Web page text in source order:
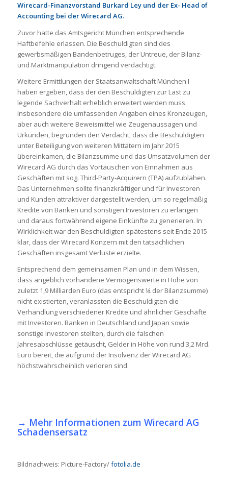
Wirecard-Finanzvorstand Burkard Ley und der Ex- Head of
Accounting bei der Wirecard AG.
Zuvor hatte das Amtsgericht München entsprechende
Haftbefehle erlassen. Die Beschuldigten sind des
gewerbsmäßigen Bandenbetruges, der Untreue, der Bilanz-
und Marktmanipulation dringend verdächtigt.
Weitere Ermittlungen der Staatsanwaltschaft München I
haben ergeben, dass der den Beschuldigten zur Last zu
legende Sachverhalt erheblich erweitert werden muss.
Insbesondere die umfassenden Angaben eines Kronzeugen,
aber auch weitere Beweismittel wie Zeugenaussagen und
Urkunden, begründen den Verdacht, dass die Beschuldigten
unter Beteiligung von weiteren Mittätern im Jahr 2015
übereinkamen, die Bilanzsumme und das Umsatzvolumen der
Wirecard AG durch das Vortäuschen von Einnahmen aus
Geschäften mit sog. Third-Party-Acquirern (TPA) aufzublähen.
Das Unternehmen sollte finanzkräftiger und für Investoren
und Kunden attraktiver dargestellt werden, um so regelmäßig
Kredite von Banken und sonstigen Investoren zu erlangen
und daraus fortwährend eigene Einkünfte zu generieren. In
Wirklichkeit war den Beschuldigten spätestens seit Ende 2015
klar, dass der Wirecard Konzern mit den tatsächlichen
Geschäften insgesamt Verluste erzielte.
Entsprechend dem gemeinsamen Plan und in dem Wissen,
dass angeblich vorhandene Vermögenswerte in Höhe von
zuletzt 1,9 Milliarden Euro (das entspricht ¼ der Bilanzsumme)
nicht existierten, veranlassten die Beschuldigten die
Verhandlung verschiedener Kredite und ähnlicher Geschäfte
mit Investoren. Banken in Deutschland und Japan sowie
sonstige Investoren stellten, durch die falschen
Jahresabschlüsse getäuscht, Gelder in Höhe von rund 3,2 Mrd.
Euro bereit, die aufgrund der Insolvenz der Wirecard AG
höchstwahrscheinlich verloren sind.
→ Mehr Informationen zum Wirecard AG
Schadensersatz
Bildnachweis: Picture-Factory/fotolia.de